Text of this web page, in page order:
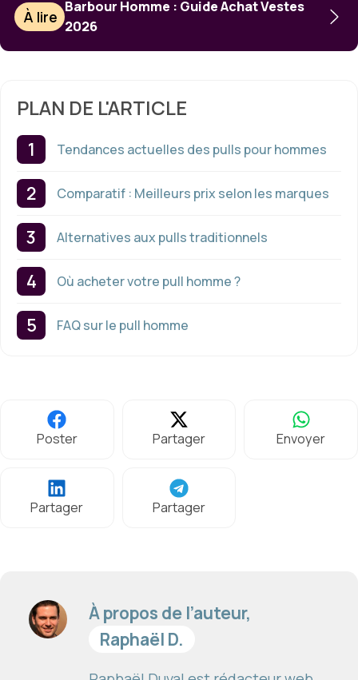
À lire
Barbour Homme : Guide Achat Vestes
2026
PLAN DE L'ARTICLE
Tendances actuelles des pulls pour hommes
Comparatif : Meilleurs prix selon les marques
Alternatives aux pulls traditionnels
Où acheter votre pull homme ?
FAQ sur le pull homme
Poster Partager Envoyer
Partager Partager
À propos de l’auteur,
Raphaël D.